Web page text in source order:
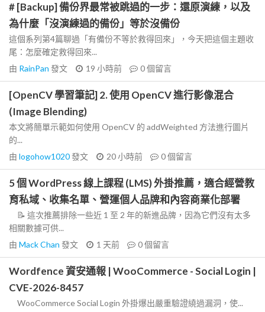
# [Backup] 備份界最常被跳過的一步：還原演練，以及
為什麼「沒演練過的備份」等於沒備份
這個系列第4篇聊過「有備份不等於救得回來」，今天把這個主題收
尾：怎麼確定救得回來...
由 RainPan 發文 19 小時前 0個留言
[OpenCV 學習筆記] 2. 使用 OpenCV 進行影像混合
(Image Blending)
本文將簡單示範如何使用 OpenCV 的 addWeighted 方法進行圖片
的...
由 logohow1020發文 20 小時前 0個留言
5 個 WordPress 線上課程 (LMS) 外掛推薦，適合經營教
育私域、收集名單、營運個人品牌和內容商業化部署
📝 這次推薦排除一些近 1 至 2 年的新進品牌，因為它們沒有太多
相關數據可供...
由 Mack Chan 發文 1 天前 0個留言
Wordfence 資安通報 | WooCommerce - Social Login |
CVE-2026-8457
WooCommerce Social Login 外掛爆出嚴重驗證繞過漏洞，使...